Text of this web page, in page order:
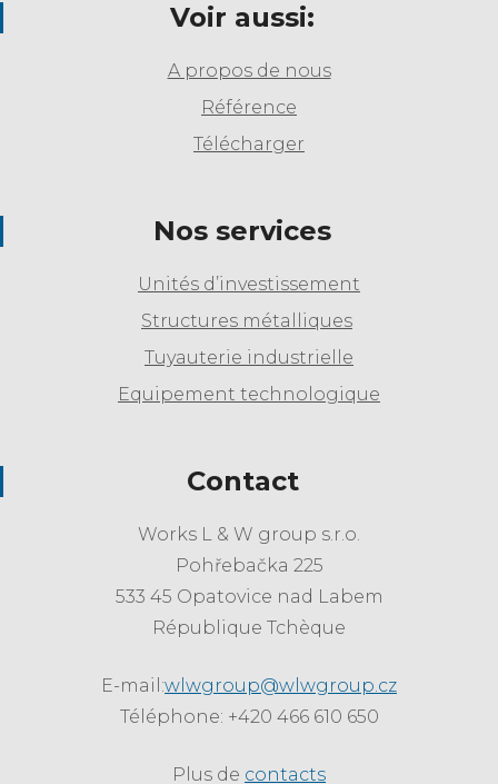
Voir aussi:
A propos de nous
Référence
Télécharger
Nos services
Unités d’investissement
Structures métalliques
Tuyauterie industrielle
Equipement technologique
Contact
Works L & W group s.r.o.
Pohřebačka 225
533 45 Opatovice nad Labem
République Tchèque
E-mail:wlwgroup@wlwgroup.cz
Téléphone: +420 466 610 650
Plus de contacts